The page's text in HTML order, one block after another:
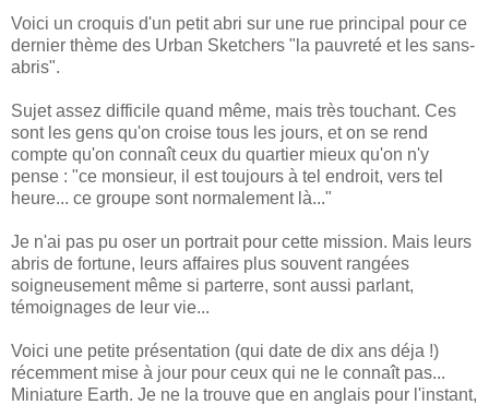
Voici un croquis d'un petit abri sur une rue principal pour ce
dernier thème des Urban Sketchers "la pauvreté et les sans-
abris".
Sujet assez difficile quand même, mais très touchant. Ces
sont les gens qu'on croise tous les jours, et on se rend
compte qu'on connaît ceux du quartier mieux qu'on n'y
pense : "ce monsieur, il est toujours à tel endroit, vers tel
heure... ce groupe sont normalement là..."
Je n'ai pas pu oser un portrait pour cette mission. Mais leurs
abris de fortune, leurs affaires plus souvent rangées
soigneusement même si parterre, sont aussi parlant,
témoignages de leur vie...
Voici une petite présentation (qui date de dix ans déja !)
récemment mise à jour pour ceux qui ne le connaît pas...
Miniature Earth. Je ne la trouve que en anglais pour l'instant,